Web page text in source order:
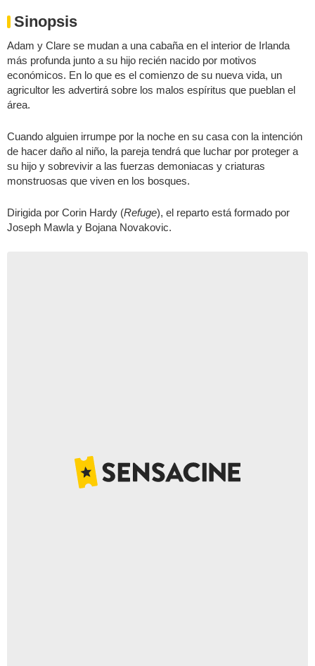
Sinopsis
Adam y Clare se mudan a una cabaña en el interior de Irlanda
más profunda junto a su hijo recién nacido por motivos
económicos. En lo que es el comienzo de su nueva vida, un
agricultor les advertirá sobre los malos espíritus que pueblan el
área.
Cuando alguien irrumpe por la noche en su casa con la intención
de hacer daño al niño, la pareja tendrá que luchar por proteger a
su hijo y sobrevivir a las fuerzas demoniacas y criaturas
monstruosas que viven en los bosques.
Dirigida por Corin Hardy (Refuge), el reparto está formado por
Joseph Mawla y Bojana Novakovic.